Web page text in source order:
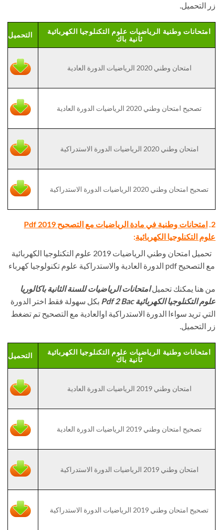
زر التحميل.
امتحانات وطنية الرياضيات علوم التكنلوجيا الكهربائية
ثانية باك
التحميل
امتحان وطني 2020 الرياضيات الدورة العادية
تصحيح امتحان وطني 2020 الرياضيات الدورة العادية
امتحان وطني 2020 الرياضيات الدورة الاستدراكية
تصحيح امتحان وطني 2020 الرياضيات الدورة الاستدراكية
2.
امتحانات وطنية في مادة الرياضيات مع التصحيح Pdf 2019
علوم التكنلوجيا الكهربائية:
تحميل امتحان وطني الرياضيات 2019 علوم التكنلوجيا الكهربائية
مع التصحيح pdf الدورة العادية والاستدراكية علوم تكنولوجيا كهرباء
من هنا يمكنك تحميلامتحانات الرياضيات للسنة الثانية باكالوريا
علوم التكنلوجيا الكهربائية Pdf 2 Bac
بكل سهولة فقط اختر الدورة
التي تريد سواءا الدورة الاستدراكية اوالعادية مع التصحيح تم تضغط
زر التحميل.
امتحانات وطنية الرياضيات علوم التكنلوجيا الكهربائية
ثانية باك
التحميل
امتحان وطني 2019 الرياضيات الدورة العادية
تصحيح امتحان وطني 2019 الرياضيات الدورة العادية
امتحان وطني 2019 الرياضيات الدورة الاستدراكية
تصحيح امتحان وطني 2019 الرياضيات الدورة الاستدراكية